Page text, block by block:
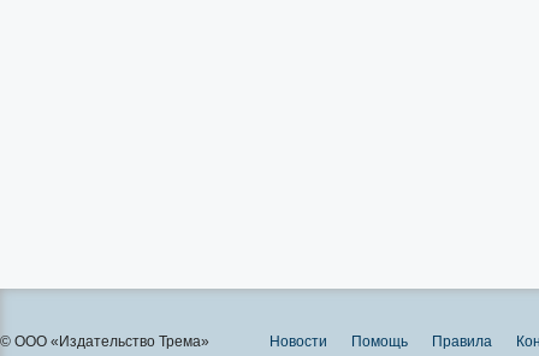
© ООО «Издательство Трема» Новости Помощь Правила